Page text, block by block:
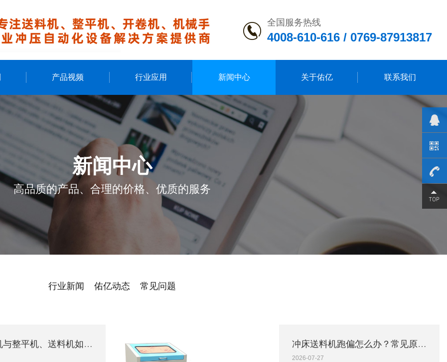
全国服务热线
4008-610-616 / 0769-87913817
产品视频 行业应用 新闻中心 关于佑亿 联系我们
新闻中心
高品质的产品、合理的价格、优质的服务
行业新闻 佑亿动态 常见问题
自动开卷机与整平机、送料机如何配合？解析完整冲压送料流程 冲床送料机跑偏怎么办？常见原因分析及解决方法
2026-07-27
0769-